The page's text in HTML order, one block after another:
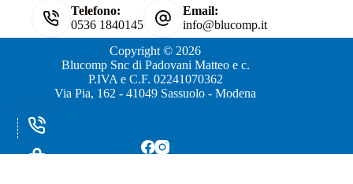
Telefono:
0536 1840145
Email:
info@blucomp.it
Copyright © 2026
Blucomp Snc di Padovani Matteo e c.
P.IVA e C.F. 02241070362
Via Pia, 162 - 41049 Sassuolo - Modena